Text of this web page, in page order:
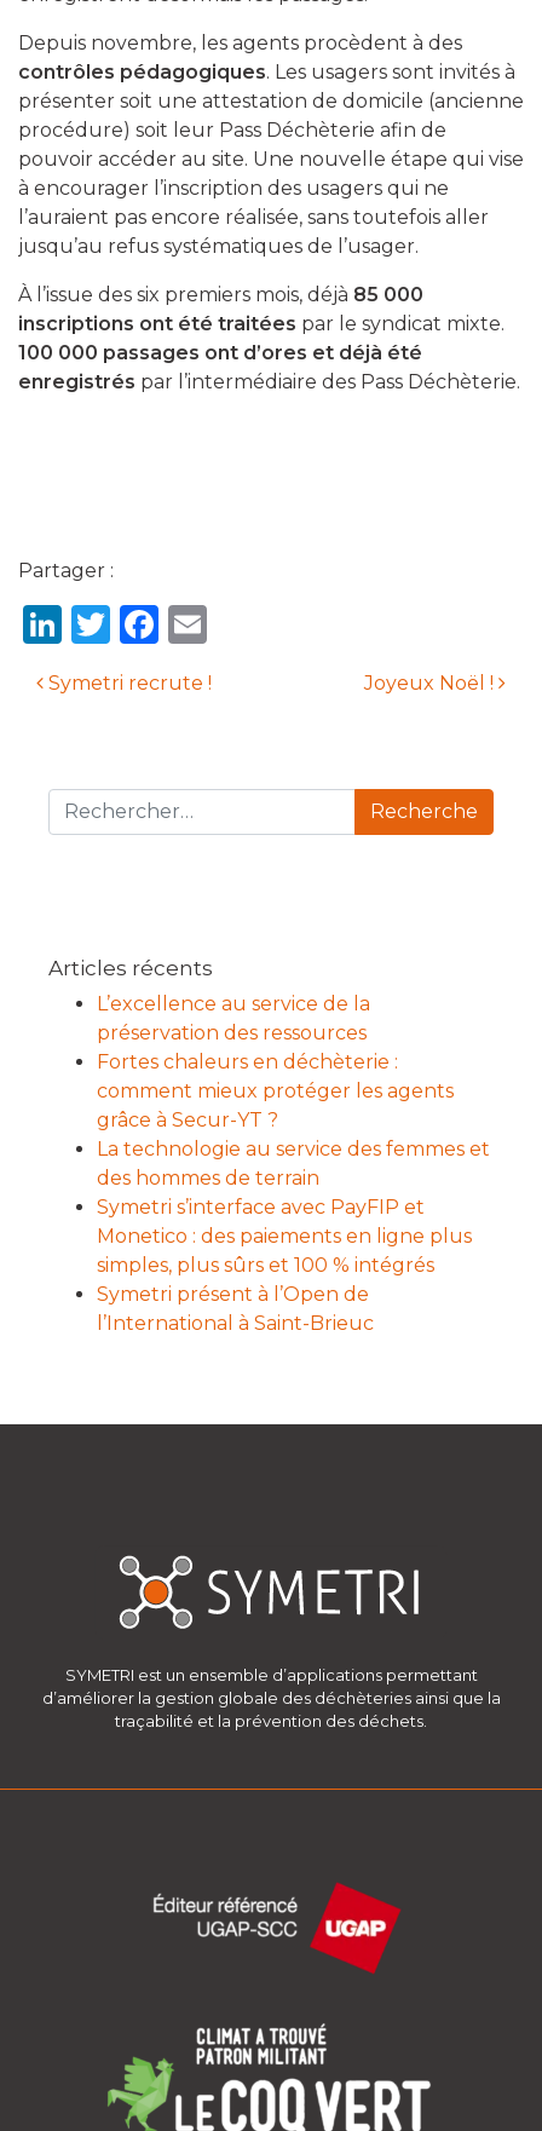
Depuis novembre, les agents procèdent à des
contrôles pédagogiques. Les usagers sont invités à
présenter soit une attestation de domicile (ancienne
procédure) soit leur Pass Déchèterie afin de
pouvoir accéder au site. Une nouvelle étape qui vise
à encourager l’inscription des usagers qui ne
l’auraient pas encore réalisée, sans toutefois aller
jusqu’au refus systématiques de l’usager.
À l’issue des six premiers mois, déjà 85 000
inscriptions ont été traitées par le syndicat mixte.
100 000 passages ont d’ores et déjà été
enregistrés par l’intermédiaire des Pass Déchèterie.
Partager :
LinkedIn
Twitter
Facebook
Symetri recrute ! Joyeux Noël !
Recherche pour :
Articles récents
L’excellence au service de la
préservation des ressources
Fortes chaleurs en déchèterie :
comment mieux protéger les agents
grâce à Secur-YT ?
La technologie au service des femmes et
des hommes de terrain
Symetri s’interface avec PayFIP et
Monetico : des paiements en ligne plus
simples, plus sûrs et 100 % intégrés
Symetri présent à l’Open de
l’International à Saint-Brieuc
SYMETRI est un ensemble d’applications permettant
d’améliorer la gestion globale des déchèteries ainsi que la
traçabilité et la prévention des déchets.